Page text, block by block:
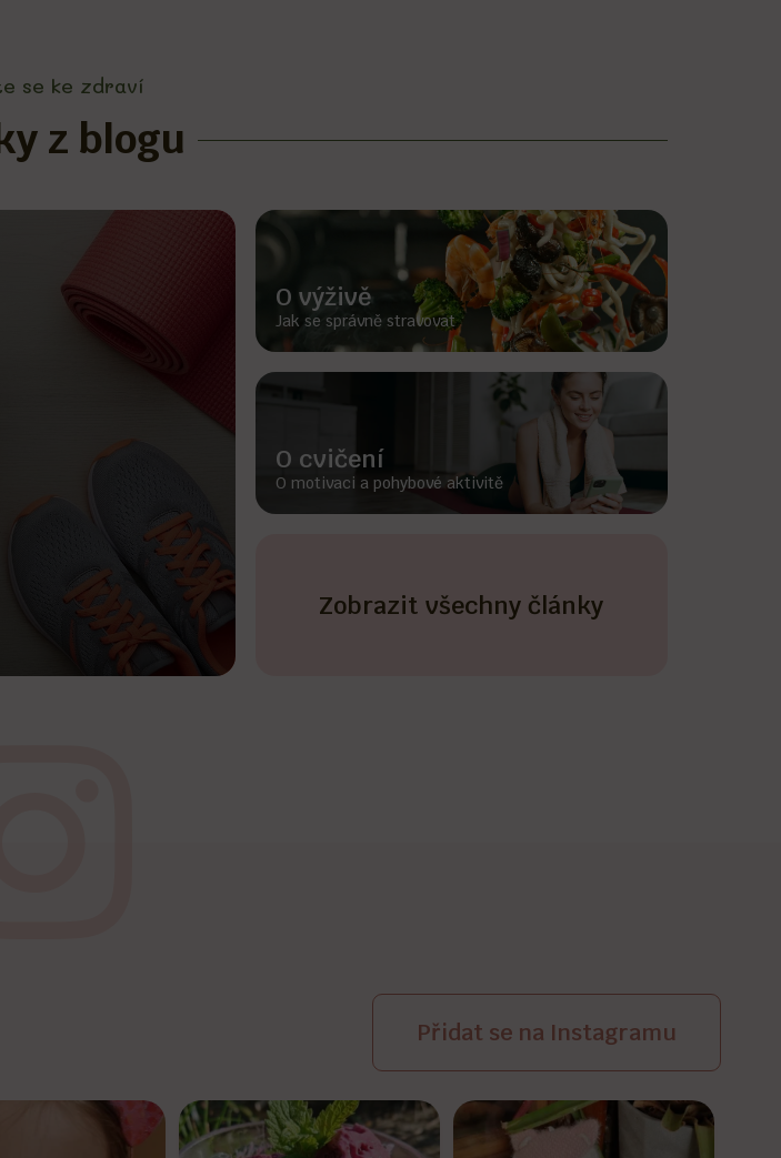
se ke zdraví
z blogu
O výživě
Jak se správně stravovat
O cvičení
O motivaci a pohybové aktivitě
Zobrazit všechny články
Přidat se na Instagramu
janatova.fitnostress
Kvě 25
janatova.fitnostress
Kvě 9